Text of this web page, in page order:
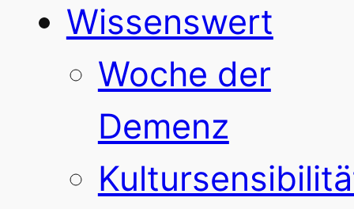
Wissenswert
Woche der
Demenz